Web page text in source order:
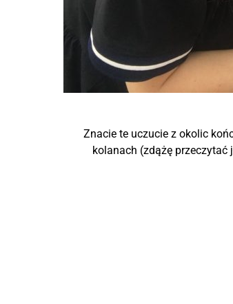
Znacie te uczucie z okolic
kolanach (zdążę przeczytać